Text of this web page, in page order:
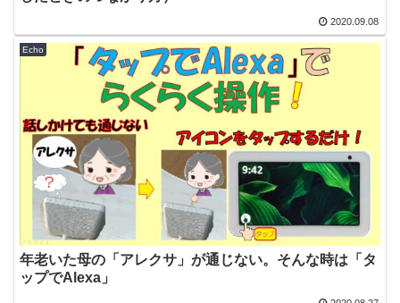
2020.09.08
Echo
年老いた母の「アレクサ」が通じない。そんな時は「タ
ップでAlexa」